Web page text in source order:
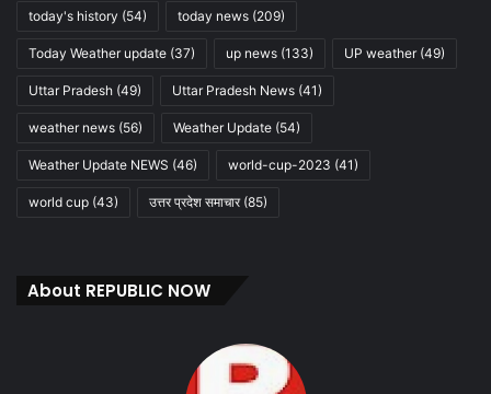
today's history (54) today news (209)
Today Weather update (37) up news (133) UP weather(49)
Uttar Pradesh (49) Uttar Pradesh News (41)
weather news (56) Weather Update (54)
Weather Update NEWS (46) world-cup-2023 (41)
world cup (43) उत्तर प्रदेश समाचार(85)
About REPUBLIC NOW